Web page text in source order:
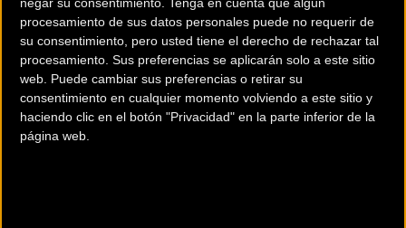
procesamiento de sus datos personales puede no requerir de
su consentimiento, pero usted tiene el derecho de rechazar tal
procesamiento. Sus preferencias se aplicarán solo a este sitio
web. Puede cambiar sus preferencias o retirar su
consentimiento en cualquier momento volviendo a este sitio y
haciendo clic en el botón "Privacidad" en la parte inferior de la
página web.
Chris Horner, ha encontrado finalmente equipos.
El norteamericano se encontraba sin escuadra y a sus 42
años seguía queriendo competir. Finalmente lo hará en el
Lampre - Merida que ha confirmado su fichaje a través de
facebook.